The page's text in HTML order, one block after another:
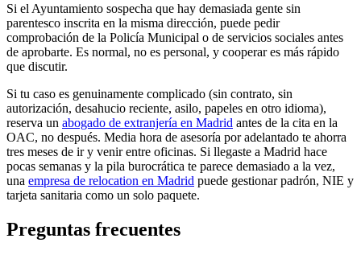
Si el Ayuntamiento sospecha que hay demasiada gente sin
parentesco inscrita en la misma dirección, puede pedir
comprobación de la Policía Municipal o de servicios sociales antes
de aprobarte. Es normal, no es personal, y cooperar es más rápido
que discutir.
Si tu caso es genuinamente complicado (sin contrato, sin
autorización, desahucio reciente, asilo, papeles en otro idioma),
reserva un abogado de extranjería en Madrid antes de la cita en la
OAC, no después. Media hora de asesoría por adelantado te ahorra
tres meses de ir y venir entre oficinas. Si llegaste a Madrid hace
pocas semanas y la pila burocrática te parece demasiado a la vez,
una empresa de relocation en Madrid puede gestionar padrón, NIE y
tarjeta sanitaria como un solo paquete.
Preguntas frecuentes